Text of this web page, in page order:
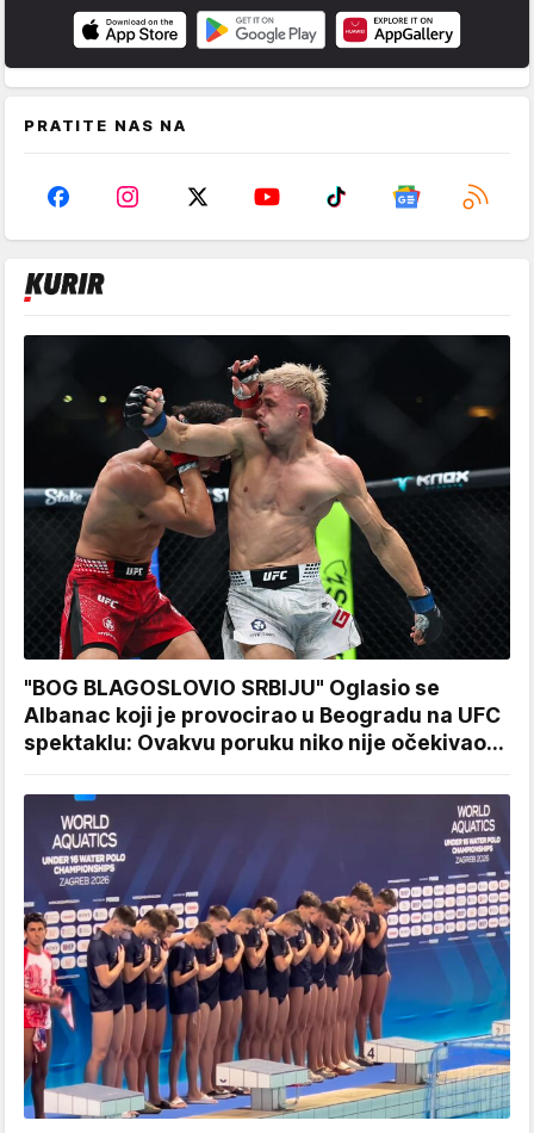
PRATITE NAS NA
"BOG BLAGOSLOVIO SRBIJU" Oglasio se
Albanac koji je provocirao u Beogradu na UFC
spektaklu: Ovakvu poruku niko nije očekivao...